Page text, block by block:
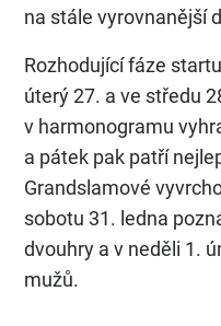
na stále vyrovnanější
Rozhodující fáze
úterý 27. a ve středu
v harmonogramu
a pátek pak patří
Grandslamové
sobotu 31. ledna
dvouhry a v neděli 1.
mužů.